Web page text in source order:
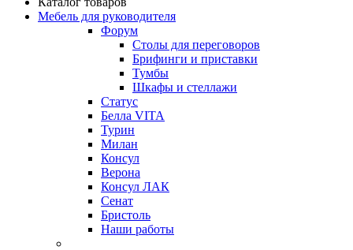
Мебель для руководителя
Форум
Столы для переговоров
Брифинги и приставки
Тумбы
Шкафы и стеллажи
Статус
Белла VITA
Турин
Милан
Консул
Верона
Консул ЛАК
Сенат
Бристоль
Наши работы